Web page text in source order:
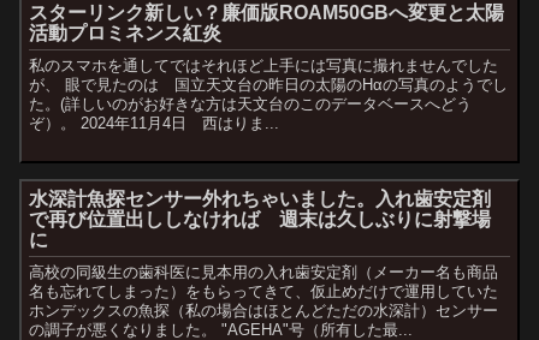
スターリンク新しい？廉価版ROAM50GBへ変更と太陽
活動プロミネンス紅炎
私のスマホを通してではそれほど上手には写真に撮れませんでした
が、 眼で見たのは 国立天文台の昨日の太陽のHαの写真のようでし
た。(詳しいのがお好きな方は天文台のこのデータベースへどう
ぞ）。 2024年11月4日 西はりま...
水深計魚探センサー外れちゃいました。入れ歯安定剤
で再び位置出ししなければ 週末は久しぶりに射撃場
に
高校の同級生の歯科医に見本用の入れ歯安定剤（メーカー名も商品
名も忘れてしまった）をもらってきて、仮止めだけで運用していた
ホンデックスの魚探（私の場合はほとんどただの水深計）センサー
の調子が悪くなりました。 "AGEHA"号（所有した最...